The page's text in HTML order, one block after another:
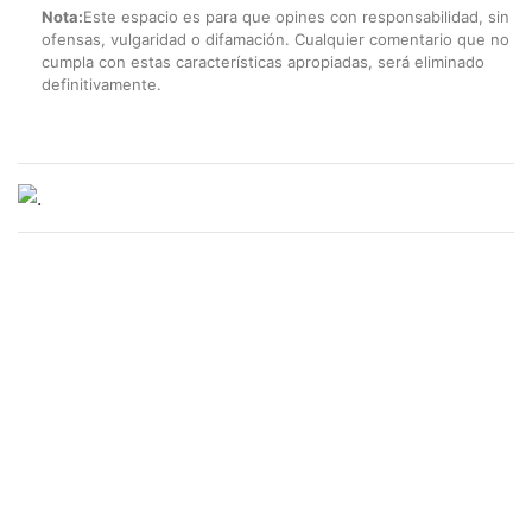
Nota:Este espacio es para que opines con responsabilidad, sin
ofensas, vulgaridad o difamación. Cualquier comentario que no
cumpla con estas características apropiadas, será eliminado
definitivamente.